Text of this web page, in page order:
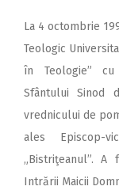
La 4 octombrie
Teologic
în Teologie” cu
Sfântului Sinod
vrednicului de
ales Episcop-
„Bistriţeanul”.
Intrării Maicii